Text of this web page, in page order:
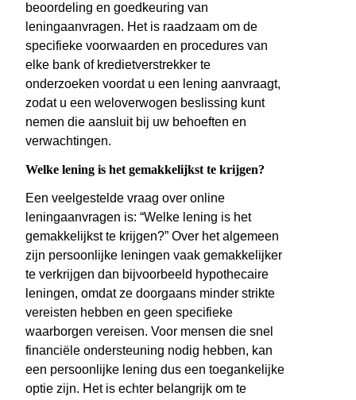
beoordeling en goedkeuring van
leningaanvragen. Het is raadzaam om de
specifieke voorwaarden en procedures van
elke bank of kredietverstrekker te
onderzoeken voordat u een lening aanvraagt,
zodat u een weloverwogen beslissing kunt
nemen die aansluit bij uw behoeften en
verwachtingen.
Welke lening is het gemakkelijkst te krijgen?
Een veelgestelde vraag over online
leningaanvragen is: “Welke lening is het
gemakkelijkst te krijgen?” Over het algemeen
zijn persoonlijke leningen vaak gemakkelijker
te verkrijgen dan bijvoorbeeld hypothecaire
leningen, omdat ze doorgaans minder strikte
vereisten hebben en geen specifieke
waarborgen vereisen. Voor mensen die snel
financiële ondersteuning nodig hebben, kan
een persoonlijke lening dus een toegankelijke
optie zijn. Het is echter belangrijk om te